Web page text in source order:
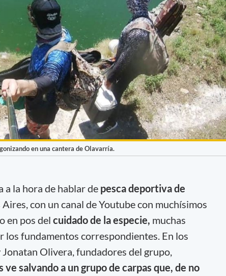
en una cantera de Olavarría.
a la hora de hablar depesca deportiva de
con un canal de Youtube con muchísimos
en pos del cuidado de la especie, muchas
los fundamentos correspondientes. En los
Olivera, fundadores del grupo,
ve salvando a un grupo de carpas que, de no